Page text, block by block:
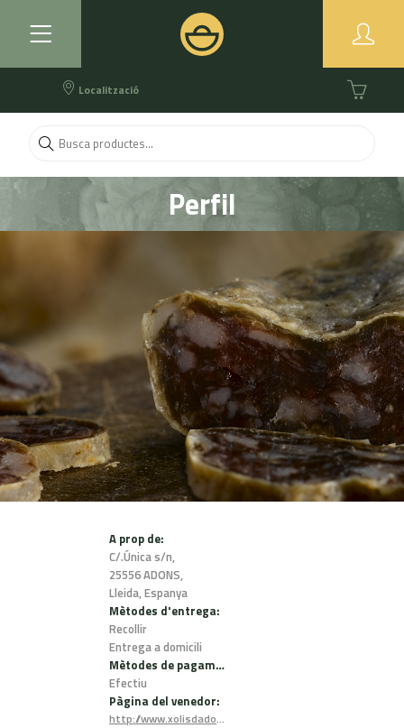
Localització
Perfil
A prop de:
C/.Única s/n,
25556 ADONS,
Lleida, Espanya
Mètodes d'entrega:
Recollir
Entrega a domicili
Mètodes de pagament:
Efectiu
Pàgina del venedor:
http://www.xolisdadons.cat/